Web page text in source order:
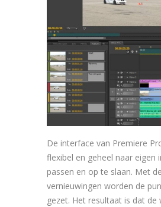
De interface van Premiere
flexibel en geheel naar eigen
passen en op te slaan. Met
vernieuwingen worden de
gezet. Het resultaat is dat de